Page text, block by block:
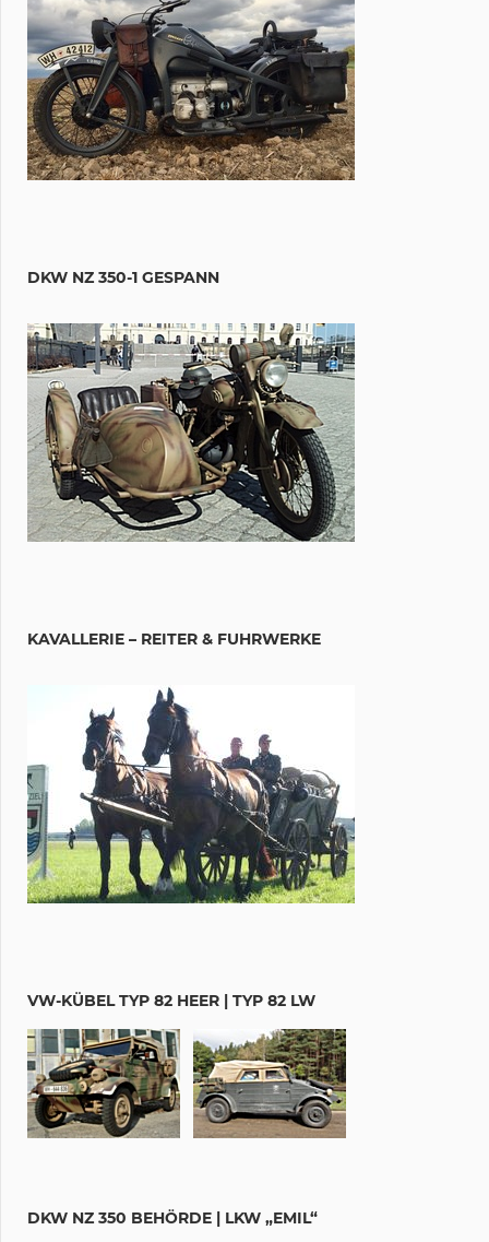
DKW NZ 350-1 GESPANN
KAVALLERIE – REITER & FUHRWERKE
VW-KÜBEL TYP 82 HEER | TYP 82 LW
DKW NZ 350 BEHÖRDE | LKW „EMIL“